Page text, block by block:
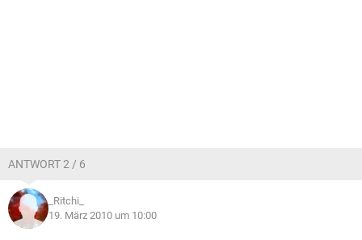
ANTWORT 2 / 6
_Ritchi_
19. März 2010 um 10:00